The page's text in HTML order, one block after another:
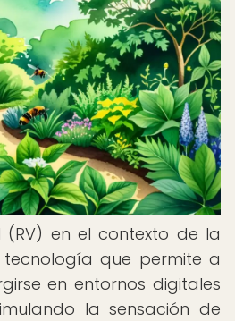
en el contexto de la
que permite a
en entornos digitales
la sensación de